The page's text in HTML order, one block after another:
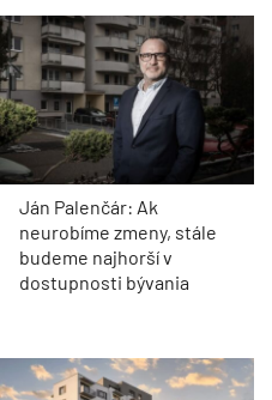
Ján Palenčár: Ak
neurobíme zmeny, stále
budeme najhorší v
dostupnosti bývania